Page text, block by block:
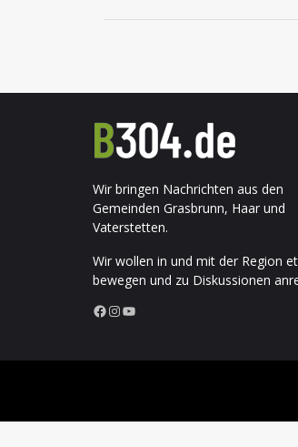
Wir bringen Nachrichten aus den
Gemeinden Grasbrunn, Haar und
Vaterstetten.
Wir wollen in und mit der Region
bewegen und zu Diskussionen
Facebook InstagramYouTube